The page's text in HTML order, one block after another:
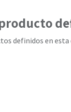
definidos en